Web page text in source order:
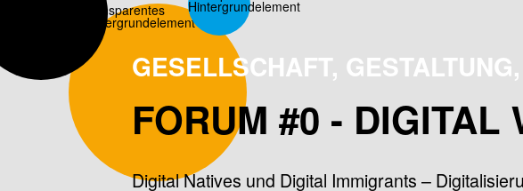
GESELLSCHAFT,
FORUM #0 - DIGITAL
Digital Natives und Digital Immigrants –